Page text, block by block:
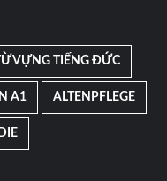
VỰNG TIẾNG ĐỨC
A1 ALTENPFLEGE